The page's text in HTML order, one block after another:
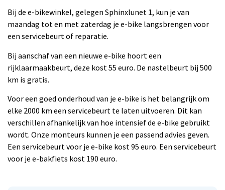
Bij de e-bikewinkel, gelegen Sphinxlunet 1, kun je van
maandag tot en met zaterdag je e-bike langsbrengen voor
een servicebeurt of reparatie.
Bij aanschaf van een nieuwe e-bike hoort een
rijklaarmaakbeurt, deze kost 55 euro. De nastelbeurt bij 500
km is gratis.
Voor een goed onderhoud van je e-bike is het belangrijk om
elke 2000 km een servicebeurt te laten uitvoeren. Dit kan
verschillen afhankelijk van hoe intensief de e-bike gebruikt
wordt. Onze monteurs kunnen je een passend advies geven.
Een servicebeurt voor je e-bike kost 95 euro. Een servicebeurt
voor je e-bakfiets kost 190 euro.